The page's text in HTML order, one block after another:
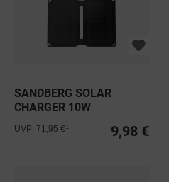
SANDBERG SOLAR
CHARGER 10W
9,98 €
UVP: 71,95 €